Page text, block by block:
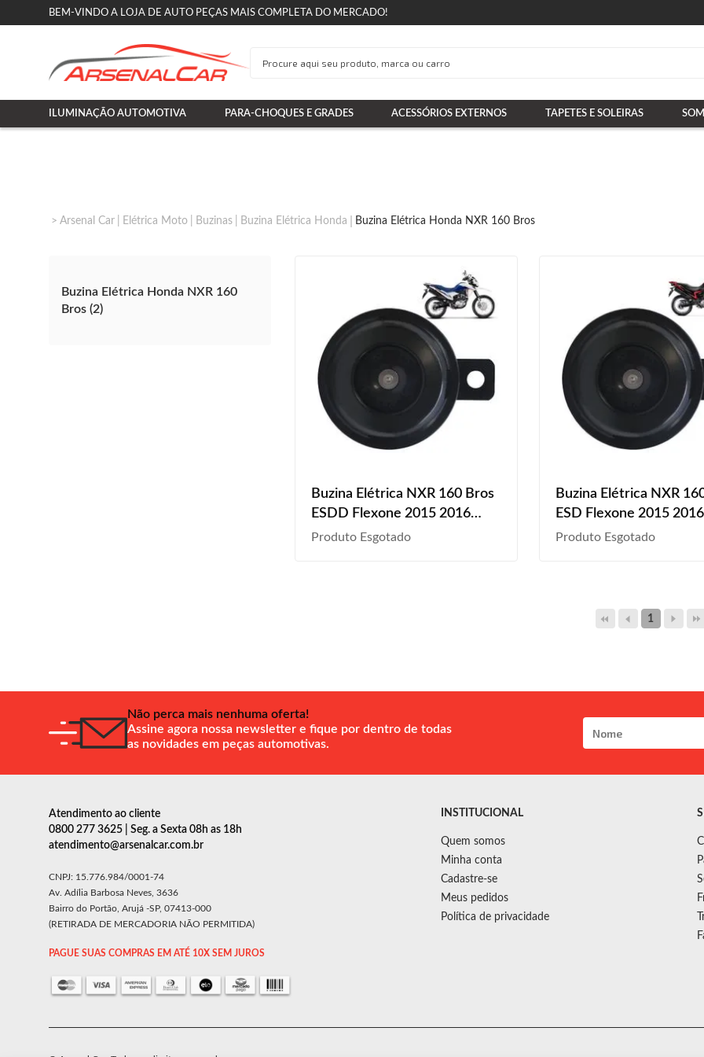
BEM-VINDO A LOJA DE AUTO PEÇAS MAIS COMPLETA DO MERCADO!
ILUMINAÇÃO AUTOMOTIVA PARA-CHOQUES E GRADES ACESSÓRIOS EXTERNOS TAPETES E SOLEIRAS
Arsenal Car Elétrica Moto Buzinas Buzina Elétrica Honda Buzina Elétrica Honda NXR 160 Bros
Buzina Elétrica Honda NXR 160
Bros (2)
Buzina Elétrica NXR 160 Bros
ESDD Flexone 2015 2016
2017 2018 2019 2020 2021
Produto Esgotado
Buzina Elétrica NXR
ESD Flexone 2015
2018 2019 2020 2021
Produto Esgotado
1
Não perca mais nenhuma oferta!
Assine agora nossa newsletter e fique por dentro de todas
as novidades em peças automotivas.
Atendimento ao cliente
0800 277 3625 | Seg. a Sexta 08h as 18h
atendimento@arsenalcar.com.br
CNPJ: 15.776.984/0001-74
Av. Adília Barbosa Neves, 3636
Bairro do Portão, Arujá -SP, 07413-000
(RETIRADA DE MERCADORIA NÃO PERMITIDA)
PAGUE SUAS COMPRAS EM ATÉ 10X SEM JUROS
INSTITUCIONAL
Quem somos
Minha conta
Cadastre-se
Meus pedidos
Política de privacidade